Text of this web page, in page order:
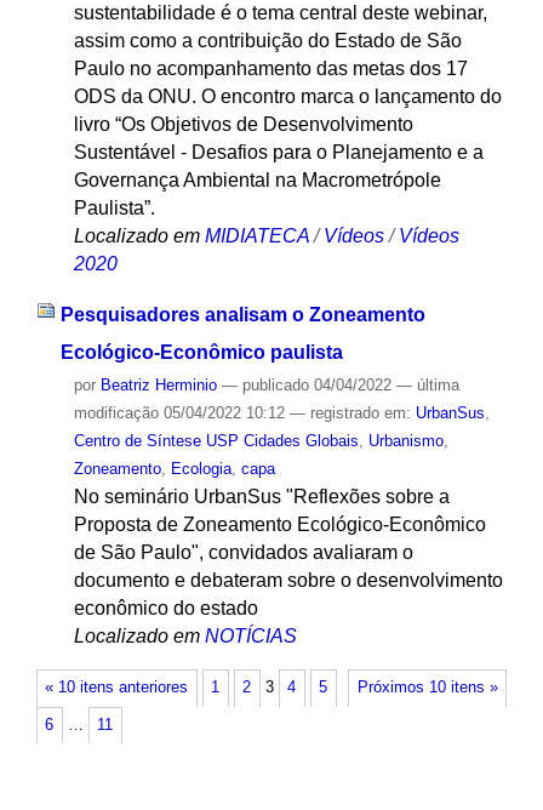
sustentabilidade é o tema central deste webinar,
assim como a contribuição do Estado de São
Paulo no acompanhamento das metas dos 17
ODS da ONU. O encontro marca o lançamento do
livro “Os Objetivos de Desenvolvimento
Sustentável - Desafios para o Planejamento e a
Governança Ambiental na Macrometrópole
Paulista”.
Localizado em MIDIATECA /Vídeos /Vídeos
2020
Pesquisadores analisam o Zoneamento
Ecológico-Econômico paulista
por Beatriz Herminio — publicado04/04/2022 — última
modificação05/04/2022 10:12 — registrado em: UrbanSus,
Centro de Síntese USP Cidades Globais, Urbanismo,
Zoneamento, Ecologia, capa
No seminário UrbanSus "Reflexões sobre a
Proposta de Zoneamento Ecológico-Econômico
de São Paulo", convidados avaliaram o
documento e debateram sobre o desenvolvimento
econômico do estado
Localizado em NOTÍCIAS
« 10 itens anteriores Próximos 10 itens »
1 2 3 4 5
6 … 11